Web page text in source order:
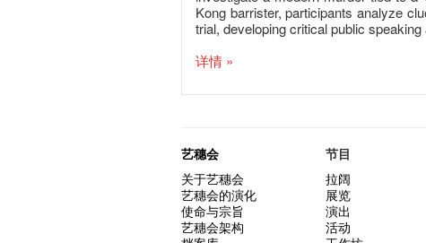
Kong barrister, participants analyze
trial, developing critical public
详情 »
艺穗会
关于艺穗会
艺穗会的演化
使命与宗旨
艺穗会架构
节目
拉阔
展览
演出
活动